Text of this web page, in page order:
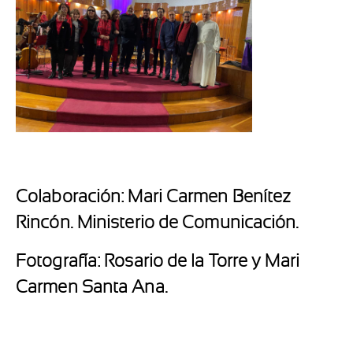
Colaboración: Mari Carmen Benítez
Rincón. Ministerio de Comunicación.
Fotografía: Rosario de la Torre y Mari
Carmen Santa Ana.